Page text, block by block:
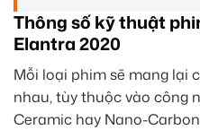
Thông số kỹ thuật
Elantra 2020
Mỗi loại phim sẽ mang lại
nhau, tùy thuộc vào công
Ceramic hay Nano-